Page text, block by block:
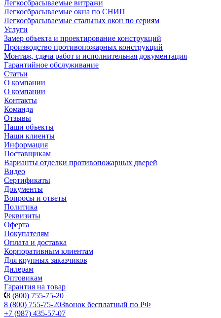
Легкосбрасываемые витражи
Легкосбрасываемые окна по СНИП
Легкосбрасываемые стальных окон по сериям
Услуги
Замер объекта и проектирование конструкций
Производство противопожарных конструкций
Монтаж, сдача работ и исполнительная документация
Гарантийное обслуживание
Статьи
О компании
О компании
Контакты
Команда
Отзывы
Наши объекты
Наши клиенты
Информация
Поставщикам
Варианты отделки противопожарных дверей
Видео
Сертификаты
Документы
Вопросы и ответы
Политика
Реквизиты
Оферта
Покупателям
Оплата и доставка
Корпоративным клиентам
Для крупных заказчиков
Дилерам
Оптовикам
Гарантия на товар
8 (800) 755-75-20
8 (800) 755-75-20Звонок бесплатный по РФ
+7 (987) 435-57-07